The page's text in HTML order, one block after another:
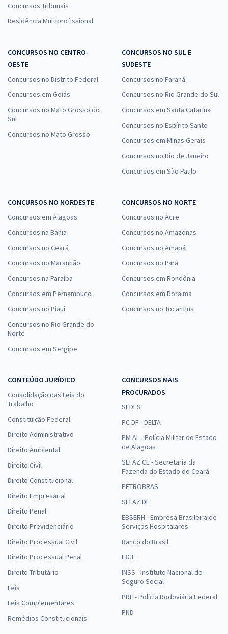
Concursos Tribunais
Residência Multiprofissional
CONCURSOS NO CENTRO-
OESTE
Concursos no Distrito Federal
Concursos em Goiás
Concursos no Mato Grosso do
Sul
Concursos no Mato Grosso
CONCURSOS NO SUL E
SUDESTE
Concursos no Paraná
Concursos no Rio Grande do Sul
Concursos em Santa Catarina
Concursos no Espírito Santo
Concursos em Minas Gerais
Concursos no Rio de Janeiro
Concursos em São Paulo
CONCURSOS NO NORDESTE
Concursos em Alagoas
Concursos na Bahia
Concursos no Ceará
Concursos no Maranhão
Concursos na Paraíba
Concursos em Pernambuco
Concursos no Piauí
Concursos no Rio Grande do
Norte
Concursos em Sergipe
CONCURSOS NO NORTE
Concursos no Acre
Concursos no Amazonas
Concursos no Amapá
Concursos no Pará
Concursos em Rondônia
Concursos em Roraima
Concursos no Tocantins
CONTEÚDO JURÍDICO
Consolidação das Leis do
Trabalho
Constituição Federal
Direito Administrativo
Direito Ambiental
Direito Civil
Direito Constitucional
Direito Empresarial
Direito Penal
Direito Previdenciário
Direito Processual Civil
Direito Processual Penal
Direito Tributário
Leis
Leis Complementares
Remédios Constitucionais
CONCURSOS MAIS
PROCURADOS
SEDES
PC DF - DELTA
PM AL - Polícia Militar do Estado
de Alagoas
SEFAZ CE - Secretaria da
Fazenda do Estado do Ceará
PETROBRAS
SEFAZ DF
EBSERH - Empresa Brasileira de
Serviços Hospitalares
Banco do Brasil
IBGE
INSS - Instituto Nacional do
Seguro Social
PRF - Polícia Rodoviária Federal
PND